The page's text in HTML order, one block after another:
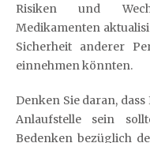
Risiken und
Medikamenten
Sicherheit anderer
einnehmen könnten.
Denken Sie daran,
Anlaufstelle sein
Bedenken bezüglich